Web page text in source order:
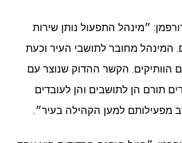
״מינהל התפעול נותן שירות
המינהל מחובר לתושבי העיר וכעת
הוותיקים. הקשר ההדוק שנוצר עם
תורם הן לתושבים והן לעובדים
מפעילותם למען הקהילה בעיר״.